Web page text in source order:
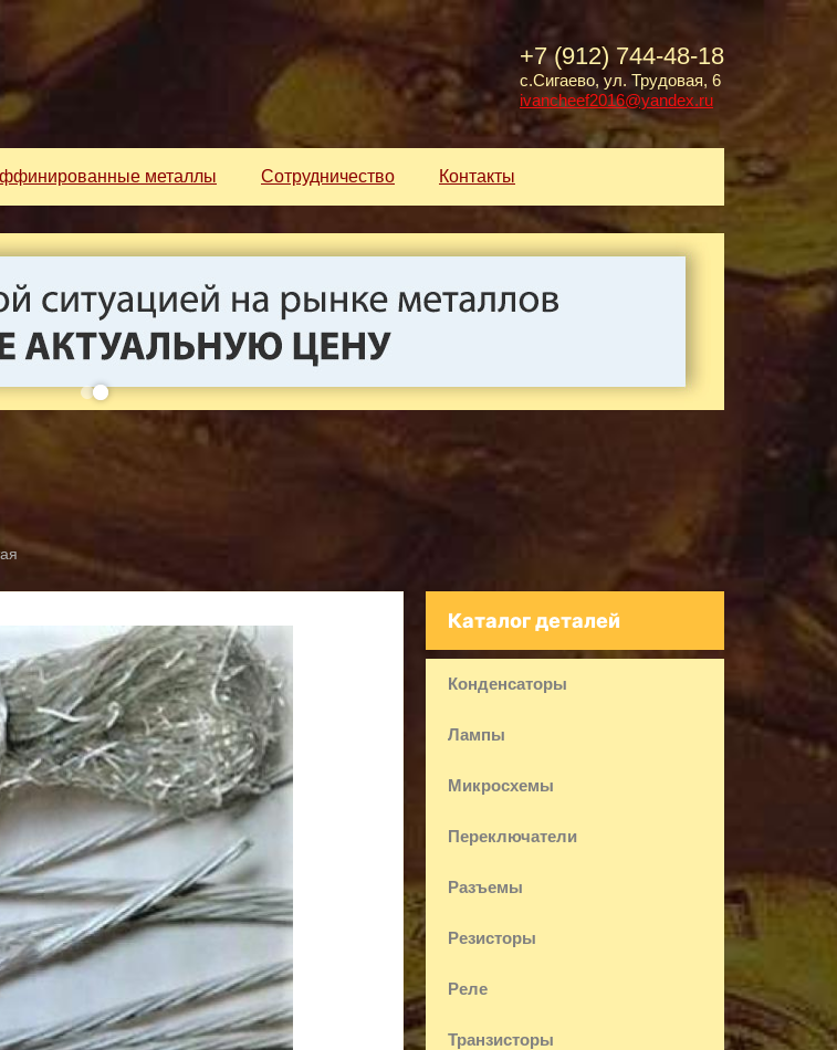
+7 (912) 744-48-18
с.Сигаево, ул. Трудовая, 6
ivancheef2016@yandex.ru
металлы Сотрудничество Контакты
Каталог деталей
Конденсаторы
Лампы
Микросхемы
Переключатели
Разъемы
Резисторы
Реле
Транзисторы